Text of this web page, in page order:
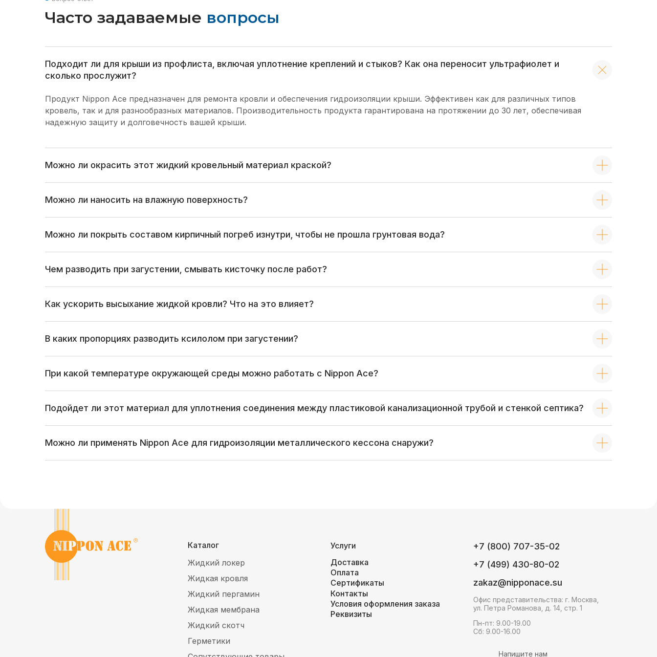
Часто задаваемые вопросы
Подходит ли для крыши из профлиста, включая уплотнение креплений и стыков? Как она переносит ультрафиолет и
сколько прослужит?
Продукт Nippon Ace предназначен для ремонта кровли и обеспечения гидроизоляции крыши. Эффективен как для различных типов
кровель, так и для разнообразных материалов. Производительность продукта гарантирована на протяжении до 30 лет, обеспечивая
надежную защиту и долговечность вашей крыши.
Можно ли окрасить этот жидкий кровельный материал краской?
Можно ли наносить на влажную поверхность?
Можно ли покрыть составом кирпичный погреб изнутри, чтобы не прошла грунтовая вода?
Чем разводить при загустении, смывать кисточку после работ?
Как ускорить высыхание жидкой кровли? Что на это влияет?
В каких пропорциях разводить ксилолом при загустении?
При какой температуре окружающей среды можно работать с Nippon Ace?
Подойдет ли этот материал для уплотнения соединения между пластиковой канализационной трубой и стенкой септика?
Можно ли применять Nippon Ace для гидроизоляции металлического кессона снаружи?
+7 (800) 707-35-02
zakaz@nipponace.su
Пн-пт: 9.00-19.00
Сб: 9.00-16.00
Офис представительства: г. Москва,
ул. Петра Романова, д. 14, стр. 1
Услуги
Каталог
Напишите нам
Доставка
Оплата
Сертификаты
Контакты
Условия оформления заказа
Реквизиты
+7 (499) 430-80-02
Жидкий локер
Жидкая кровля
Жидкий пергамин
Жидкая мембрана
Жидкий скотч
Герметики